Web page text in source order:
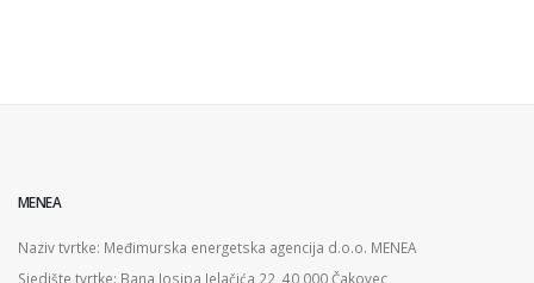
MENEA
Naziv tvrtke: Međimurska energetska agencija d.o.o. MENEA
Sjedište tvrtke: Bana Josipa Jelačića 22, 40 000 Čakovec